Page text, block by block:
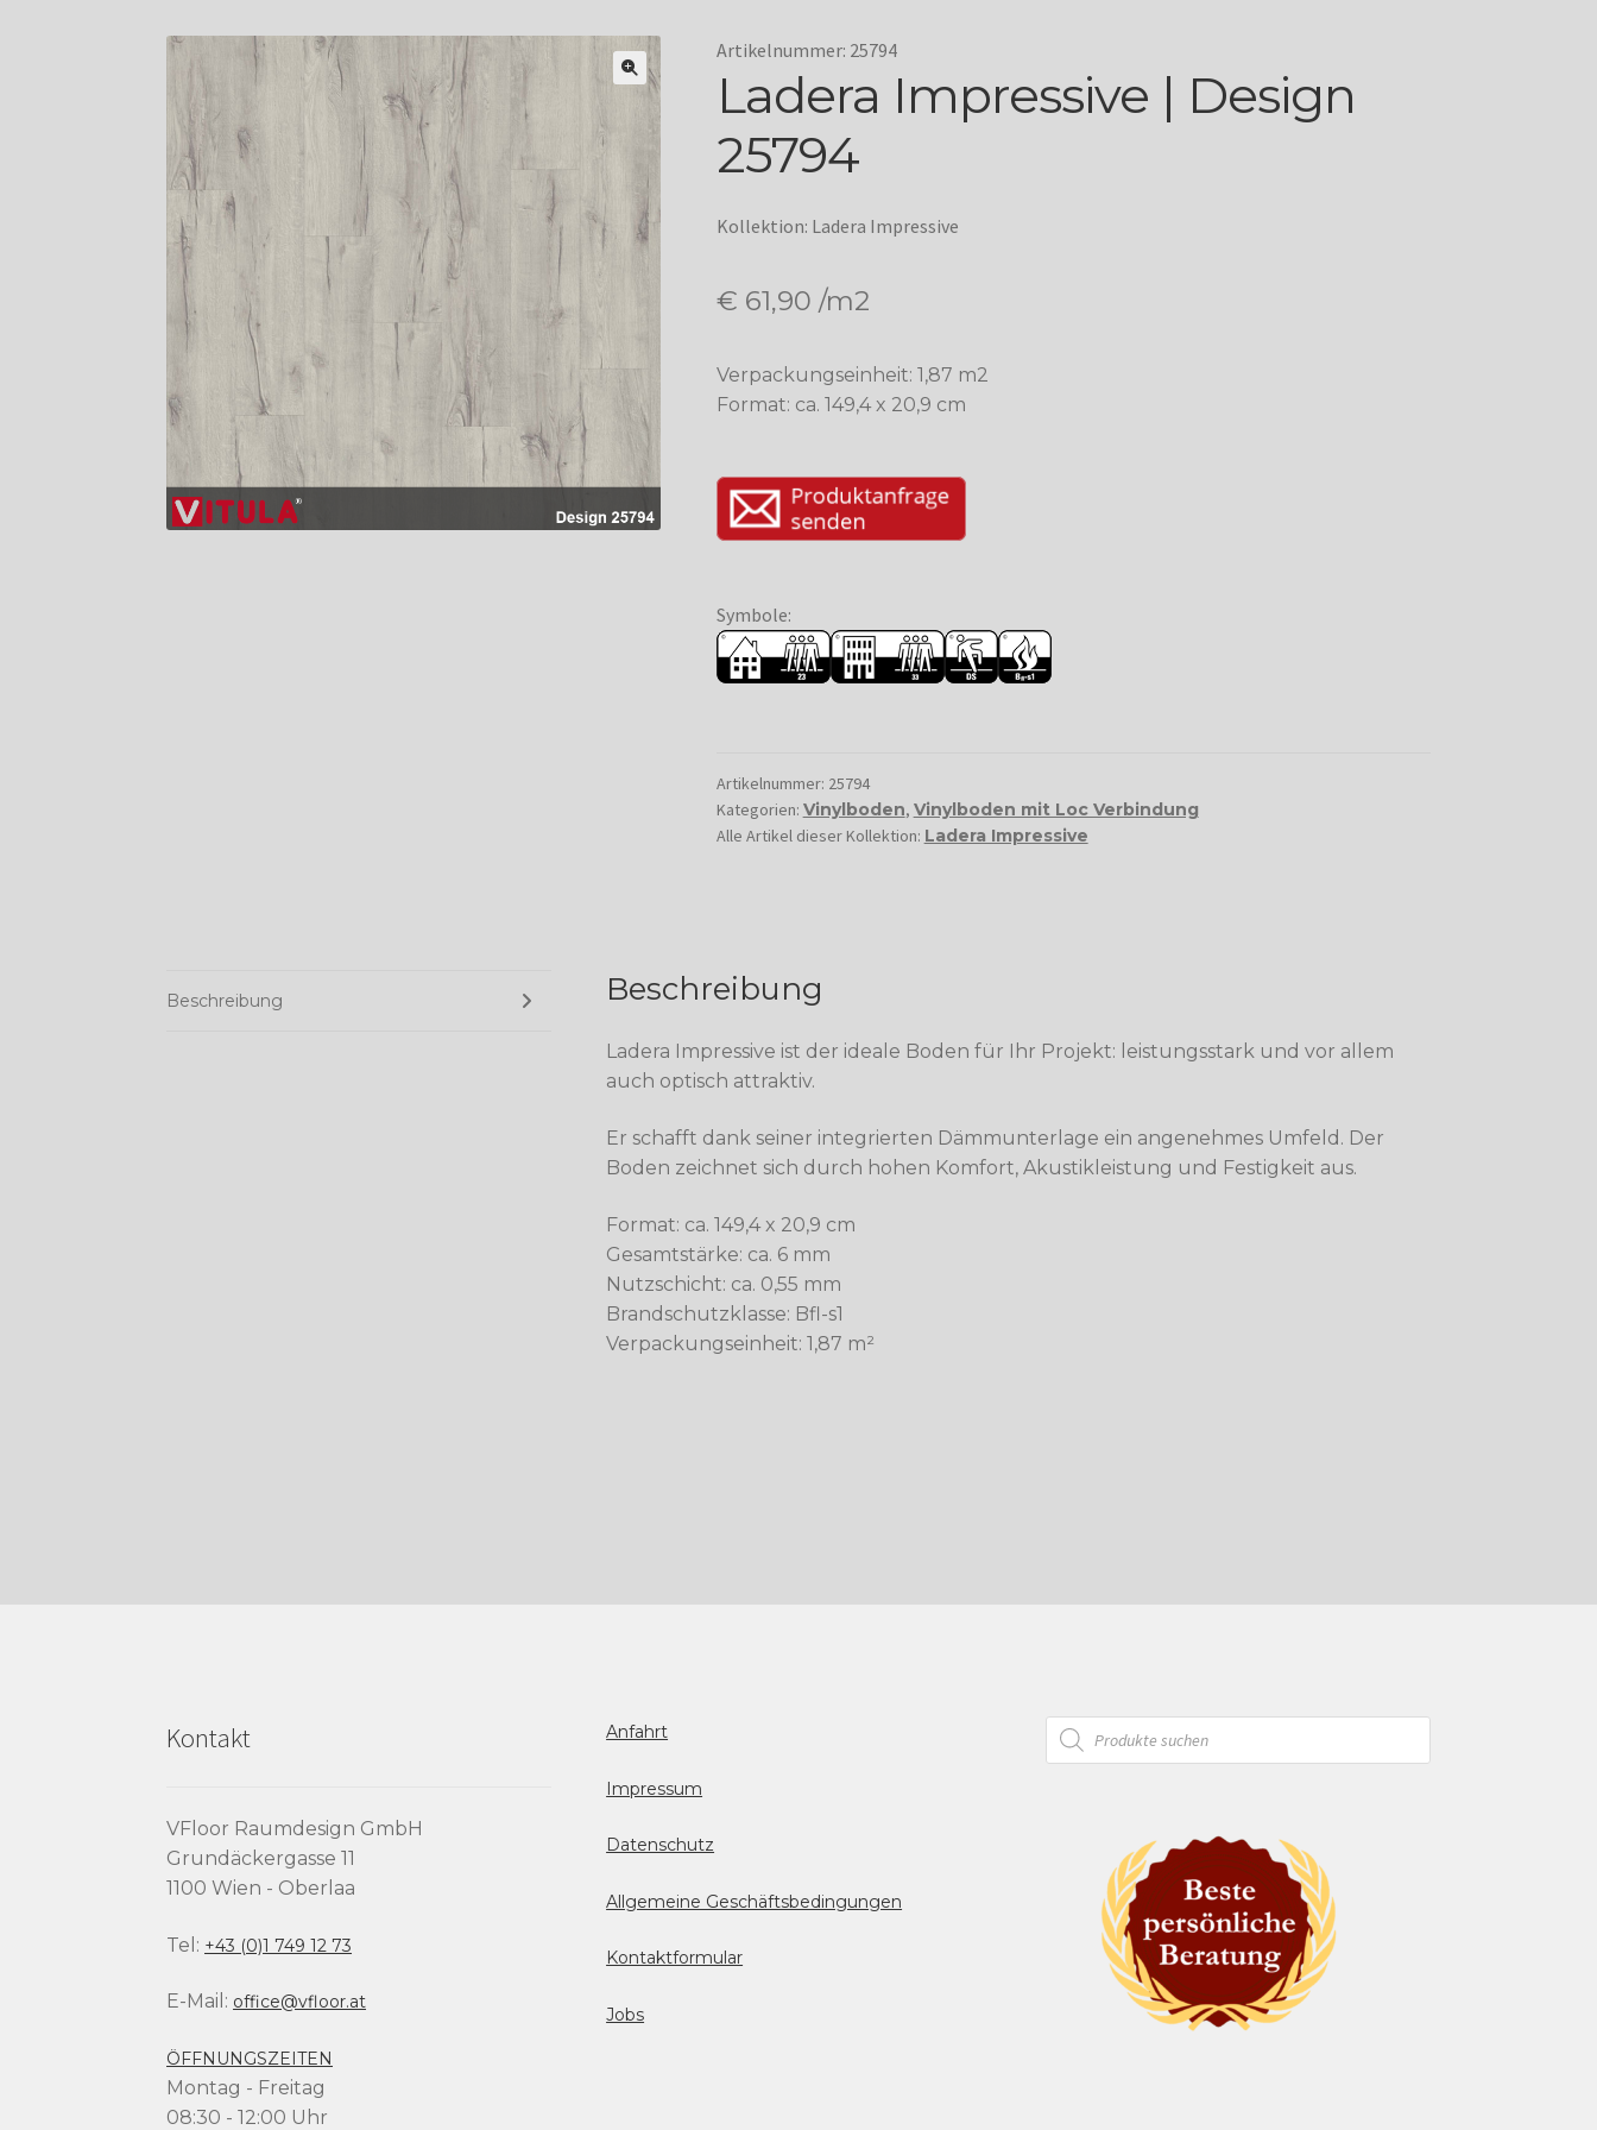
Artikelnummer: 25794
Ladera Impressive | Design
25794
Kollektion: Ladera Impressive
€ 61,90 /m2
Verpackungseinheit: 1,87 m2
Format: ca. 149,4 x 20,9 cm
Symbole:
Artikelnummer: 25794
Kategorien: Vinylboden, Vinylboden mit Loc Verbindung
Alle Artikel dieser Kollektion: Ladera Impressive
Beschreibung Beschreibung
Ladera Impressive ist der ideale Boden für Ihr Projekt: leistungsstark und vor allem
auch optisch attraktiv.
Er schafft dank seiner integrierten Dämmunterlage ein angenehmes Umfeld. Der
Boden zeichnet sich durch hohen Komfort, Akustikleistung und Festigkeit aus.
Format: ca. 149,4 x 20,9 cm
Gesamtstärke: ca. 6 mm
Nutzschicht: ca. 0,55 mm
Brandschutzklasse: Bfl-s1
Verpackungseinheit: 1,87 m²
Kontakt
VFloor Raumdesign GmbH
Grundäckergasse 11
1100 Wien - Oberlaa
Tel: +43 (0)1 749 12 73
E-Mail: office@vfloor.at
ÖFFNUNGSZEITEN
Montag - Freitag
08:30 - 12:00 Uhr
Anfahrt
Impressum
Datenschutz
Allgemeine Geschäftsbedingungen
Kontaktformular
Jobs
Products
search